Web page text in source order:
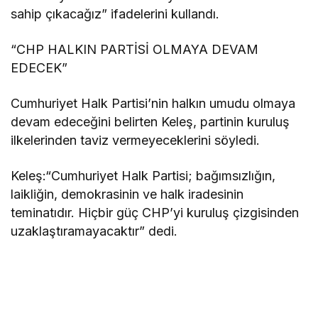
sahip çıkacağız” ifadelerini kullandı.
“CHP HALKIN PARTİSİ OLMAYA DEVAM
EDECEK”
Cumhuriyet Halk Partisi’nin halkın umudu olmaya
devam edeceğini belirten Keleş, partinin kuruluş
ilkelerinden taviz vermeyeceklerini söyledi.
Keleş:“Cumhuriyet Halk Partisi; bağımsızlığın,
laikliğin, demokrasinin ve halk iradesinin
teminatıdır. Hiçbir güç CHP’yi kuruluş çizgisinden
uzaklaştıramayacaktır” dedi.